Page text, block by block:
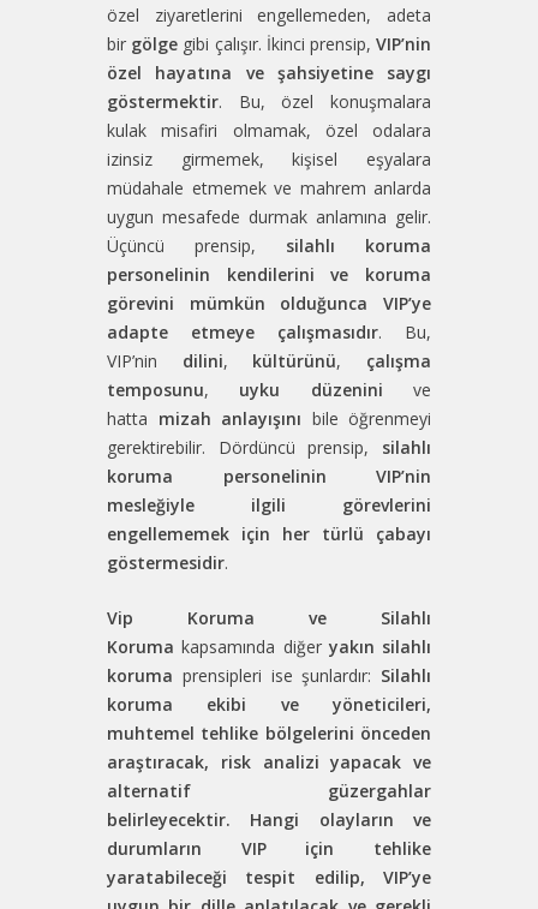
özel ziyaretlerini engellemeden, adeta
bir gölge gibi çalışır. İkinci prensip,VIP’nin
özel hayatına ve şahsiyetine saygı
göstermektir. Bu, özel konuşmalara
kulak misafiri olmamak, özel odalara
izinsiz girmemek, kişisel eşyalara
müdahale etmemek ve mahrem anlarda
uygun mesafede durmak anlamına gelir.
Üçüncü prensip, silahlı koruma
personelinin kendilerini ve koruma
görevini mümkün olduğunca VIP’ye
adapte etmeye çalışmasıdır. Bu,
VIP’nin dilini, kültürünü, çalışma
temposunu, uyku düzenini ve
hatta mizah anlayışını bile öğrenmeyi
gerektirebilir. Dördüncü prensip, silahlı
koruma personelinin VIP’nin
mesleğiyle ilgili görevlerini
engellememek için her türlü çabayı
göstermesidir.
Vip Koruma ve Silahlı
Koruma kapsamında diğer yakın silahlı
koruma prensipleri ise şunlardır: Silahlı
koruma ekibi ve yöneticileri,
muhtemel tehlike bölgelerini önceden
araştıracak, risk analizi yapacak ve
alternatif güzergahlar
belirleyecektir.
Hangi olayların ve
durumların VIP için tehlike
yaratabileceği tespit edilip, VIP’ye